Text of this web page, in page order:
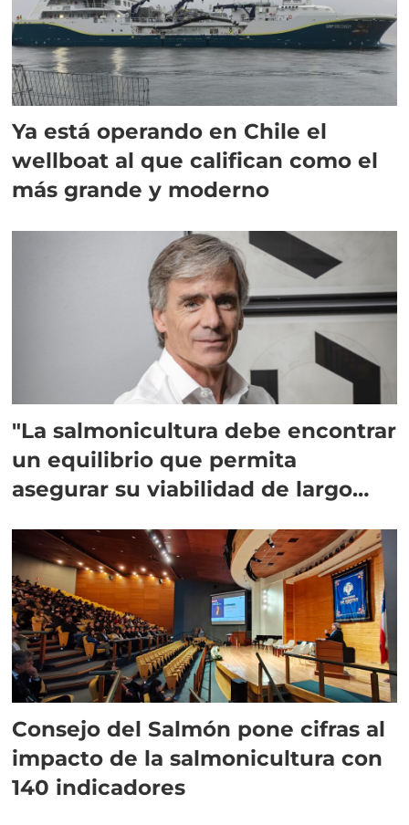
Ya está operando en Chile el
wellboat al que califican como el
más grande y moderno
"La salmonicultura debe encontrar
un equilibrio que permita
asegurar su viabilidad de largo
Consejo del Salmón pone cifras al
impacto de la salmonicultura con
140 indicadores